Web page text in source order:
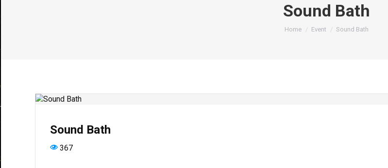
Sound Bath
You are here:
Home Event Sound Bath
Sound Bath
367